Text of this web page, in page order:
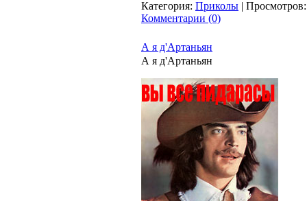
Категория: Приколы | Просмотров:
Комментарии (0)
А я д'Артаньян
А я д'Артаньян